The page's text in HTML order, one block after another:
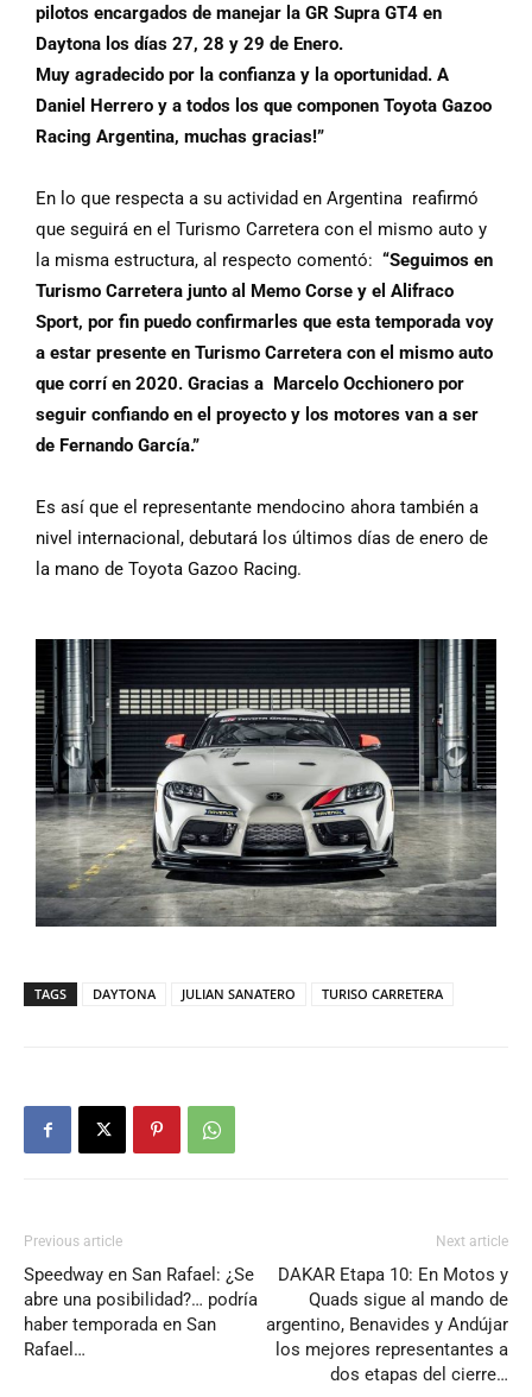
pilotos encargados de manejar la GR Supra GT4 en
Daytona los días 27, 28 y 29 de Enero.
Muy agradecido por la confianza y la oportunidad. A
Daniel Herrero y a todos los que componen Toyota Gazoo
Racing Argentina, muchas gracias!”
En lo que respecta a su actividad en Argentina reafirmó
que seguirá en el Turismo Carretera con el mismo auto y
la misma estructura, al respecto comentó: “Seguimos en
Turismo Carretera junto al Memo Corse y el Alifraco
Sport, por fin puedo confirmarles que esta temporada voy
a estar presente en Turismo Carretera con el mismo auto
que corrí en 2020. Gracias a Marcelo Occhionero por
seguir confiando en el proyecto y los motores van a ser
de Fernando García.”
Es así que el representante mendocino ahora también a
nivel internacional, debutará los últimos días de enero de
la mano de Toyota Gazoo Racing.
TAGS DAYTONA JULIAN SANATERO TURISO CARRETERA
Previous article
Speedway en San Rafael: ¿Se
abre una posibilidad?… podría
haber temporada en San
Rafael…
Next article
DAKAR Etapa 10: En Motos y
Quads sigue al mando de
argentino, Benavides y Andújar
los mejores representantes a
dos etapas del cierre…